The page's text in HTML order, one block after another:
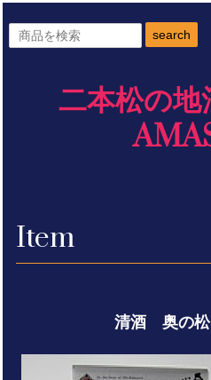
search
二本松
Item
清酒 奥の松